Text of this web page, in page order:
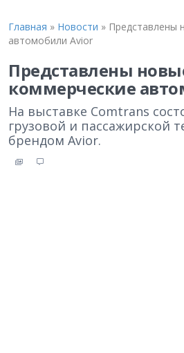
Главная » Новости » Представлены
автомобили Avior
Представлены
коммерческие
На выставке Comtrans
грузовой и пассажирской
брендом Avior.